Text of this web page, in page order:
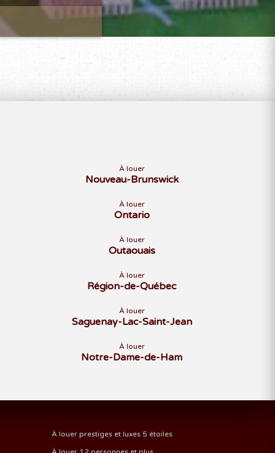
À louer
Nouveau-Brunswick
À louer
Ontario
À louer
Outaouais
À louer
Région-de-Québec
À louer
Saguenay-Lac-Saint-Jean
À louer
Notre-Dame-de-Ham
À louer prestiges et luxes 5 étoiles